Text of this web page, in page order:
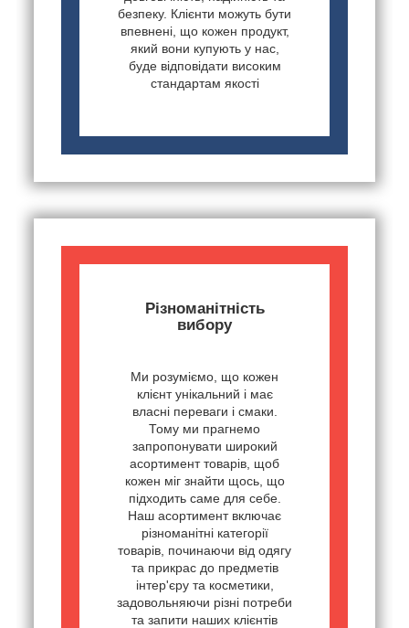
безпеку. Клієнти можуть бути
впевнені, що кожен продукт,
який вони купують у нас,
буде відповідати високим
стандартам якості
Різноманітність
вибору
Ми розуміємо, що кожен
клієнт унікальний і має
власні переваги і смаки.
Тому ми прагнемо
запропонувати широкий
асортимент товарів, щоб
кожен міг знайти щось, що
підходить саме для себе.
Наш асортимент включає
різноманітні категорії
товарів, починаючи від одягу
та прикрас до предметів
інтер'єру та косметики,
задовольняючи різні потреби
та запити наших клієнтів